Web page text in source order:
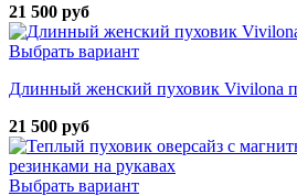
21 500 руб
Выбрать вариант
Длинный женский пуховик Vivilona
21 500 руб
Выбрать вариант